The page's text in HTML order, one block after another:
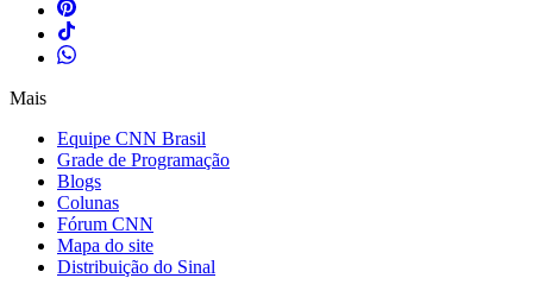
Mais
Equipe CNN Brasil
Grade de Programação
Blogs
Colunas
Fórum CNN
Mapa do site
Distribuição do Sinal